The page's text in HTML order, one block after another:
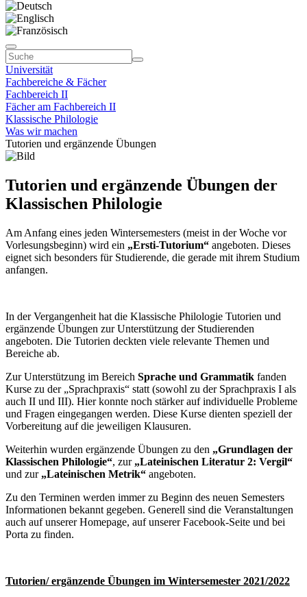
Universität
Fachbereiche & Fächer
Fachbereich II
Fächer am Fachbereich II
Klassische Philologie
Was wir machen
Tutorien und ergänzende Übungen
Tutorien und ergänzende Übungen der
Klassischen Philologie
Am Anfang eines jeden Wintersemesters (meist in der Woche vor
Vorlesungsbeginn) wird ein „Ersti-Tutorium“ angeboten. Dieses
eignet sich besonders für Studierende, die gerade mit ihrem Studium
anfangen.
In der Vergangenheit hat die Klassische Philologie Tutorien und
ergänzende Übungen zur Unterstützung der Studierenden
angeboten. Die Tutorien deckten viele relevante Themen und
Bereiche ab.
Zur Unterstützung im Bereich Sprache und Grammatik fanden
Kurse zu der „Sprachpraxis“ statt (sowohl zu der Sprachpraxis I als
auch II und III). Hier konnte noch stärker auf individuelle Probleme
und Fragen eingegangen werden. Diese Kurse dienten speziell der
Vorbereitung auf die jeweiligen Klausuren.
Weiterhin wurden ergänzende Übungen zu den „Grundlagen der
Klassischen Philologie“, zur „Lateinischen Literatur 2: Vergil“
und zur „Lateinischen Metrik“ angeboten.
Zu den Terminen werden immer zu Beginn des neuen Semesters
Informationen bekannt gegeben. Generell sind die Veranstaltungen
auch auf unserer Homepage, auf unserer Facebook-Seite und bei
Porta zu finden.
Tutorien/ ergänzende Übungen im Wintersemester 2021/2022